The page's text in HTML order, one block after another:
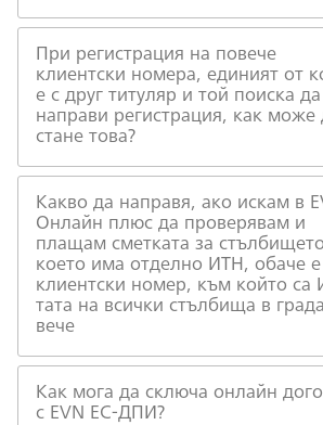
При регистрация на повече
клиентски номера, единият от
е с друг титуляр и той поиска
направи регистрация, как може
стане това?
Какво да направя, ако искам в
Онлайн плюс да проверявам и
плащам сметката за
което има отделно ИТН, обаче
клиентски номер, към който са
тата на всички стълбища в
вече
Как мога да сключа онлайн
с EVN EC-ДПИ?